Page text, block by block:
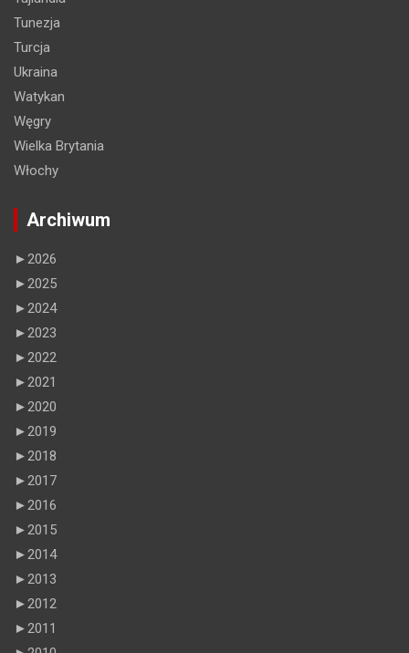
Tunezja
Turcja
Ukraina
Watykan
Węgry
Wielka Brytania
Włochy
Archiwum
►2026
►2025
►2024
►2023
►2022
►2021
►2020
►2019
►2018
►2017
►2016
►2015
►2014
►2013
►2012
►2011